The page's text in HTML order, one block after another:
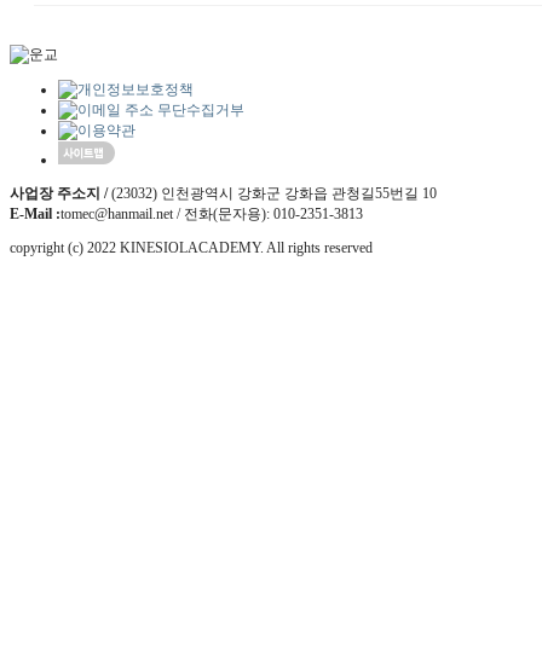
사업장 주소지 /(23032) 인천광역시 강화군 강화읍 관청길55번길 10
E-Mail :tomec@hanmail.net / 전화(문자용): 010-2351-3813
copyright (c) 2022 KINESIOLACADEMY. All rights reserved